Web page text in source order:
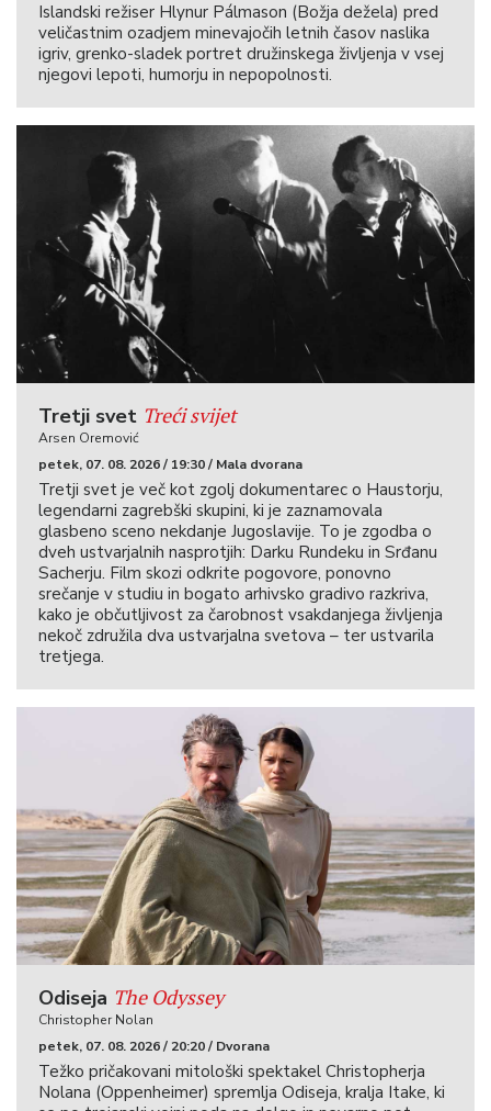
Islandski režiser Hlynur Pálmason (Božja dežela) pred
veličastnim ozadjem minevajočih letnih časov naslika
igriv, grenko-sladek portret družinskega življenja v vsej
njegovi lepoti, humorju in nepopolnosti.
Tretji svet Treći svijet
Arsen Oremović
petek, 07. 08. 2026 / 19:30 / Mala dvorana
Tretji svet je več kot zgolj dokumentarec o Haustorju,
legendarni zagrebški skupini, ki je zaznamovala
glasbeno sceno nekdanje Jugoslavije. To je zgodba o
dveh ustvarjalnih nasprotjih: Darku Rundeku in Srđanu
Sacherju. Film skozi odkrite pogovore, ponovno
srečanje v studiu in bogato arhivsko gradivo razkriva,
kako je občutljivost za čarobnost vsakdanjega življenja
nekoč združila dva ustvarjalna svetova – ter ustvarila
tretjega.
Odiseja The Odyssey
Christopher Nolan
petek, 07. 08. 2026 / 20:20 / Dvorana
Težko pričakovani mitološki spektakel Christopherja
Nolana (Oppenheimer) spremlja Odiseja, kralja Itake, ki